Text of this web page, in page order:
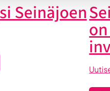
Seinäjoen